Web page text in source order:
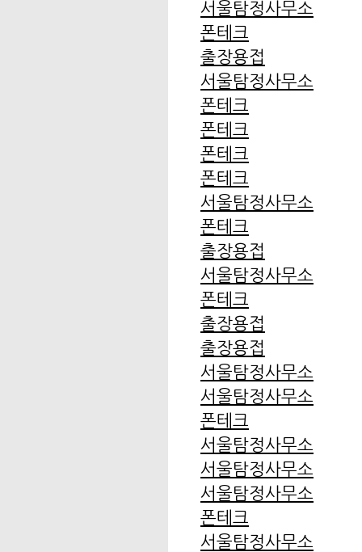
서울탐정사무소
폰테크
출장용접
서울탐정사무소
폰테크
폰테크
폰테크
폰테크
서울탐정사무소
폰테크
출장용접
서울탐정사무소
폰테크
출장용접
출장용접
서울탐정사무소
서울탐정사무소
폰테크
서울탐정사무소
서울탐정사무소
서울탐정사무소
폰테크
서울탐정사무소